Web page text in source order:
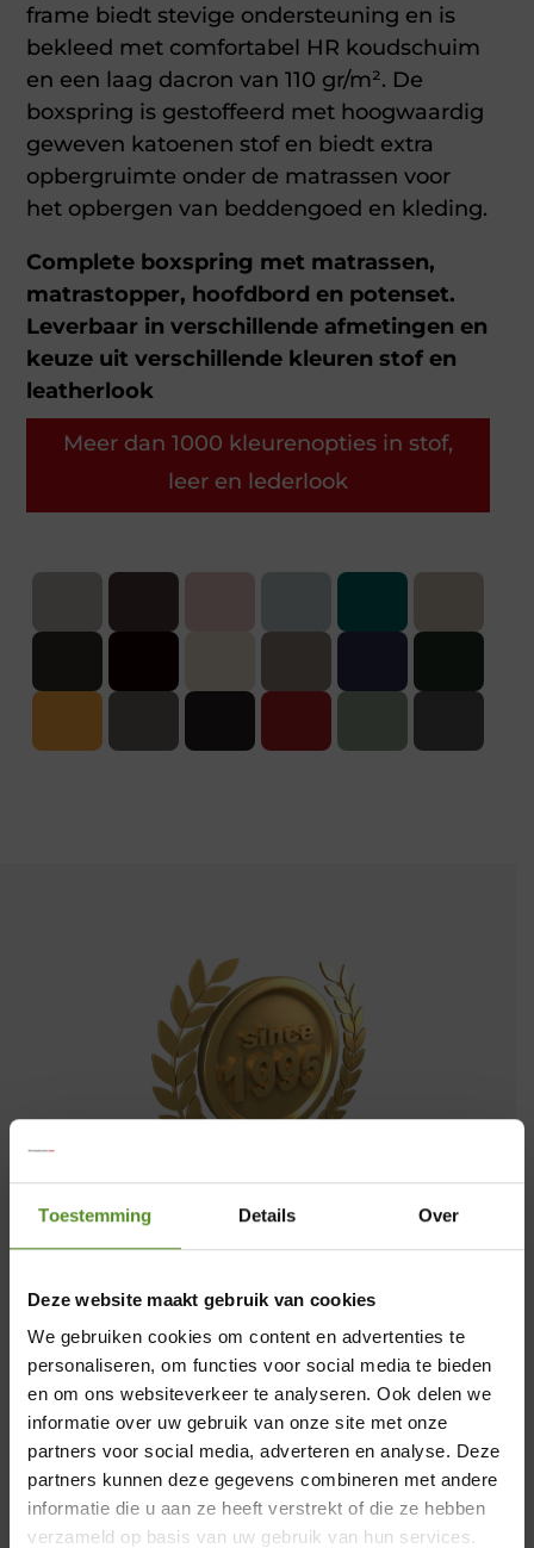
Toestemming Details Over
Deze website maakt gebruik van cookies
We gebruiken cookies om content en advertenties te
personaliseren, om functies voor social media te bieden
en om ons websiteverkeer te analyseren. Ook delen we
informatie over uw gebruik van onze site met onze
partners voor social media, adverteren en analyse. Deze
partners kunnen deze gegevens combineren met andere
informatie die u aan ze heeft verstrekt of die ze hebben
verzameld op basis van uw gebruik van hun services.
frame biedt stevige ondersteuning en is
bekleed met comfortabel HR koudschuim
en een laag dacron van 110 gr/m². De
boxspring is gestoffeerd met hoogwaardig
geweven katoenen stof en biedt extra
opbergruimte onder de matrassen voor
het opbergen van beddengoed en kleding.
Complete boxspring met matrassen,
matrastopper, hoofdbord en potenset.
Leverbaar in verschillende afmetingen en
keuze uit verschillende kleuren stof en
leatherlook
Meer dan 1000 kleurenopties in stof,
leer en lederlook
Al meer dan twee decennia, sinds onze
toonaangevende aanbieder van
slaapcomfort. Een hoogtepunt in onze
geschiedenis is de ontwikkeling van het
ErkendMatras®, ons kroonjuweel, dat door
de jaren heen talloze innovaties en
verbeteringen heeft ondergaan en nu een
ongeëvenaarde perfectie heeft bereikt. Als
trotse officiële partner van ErkendMatras
×